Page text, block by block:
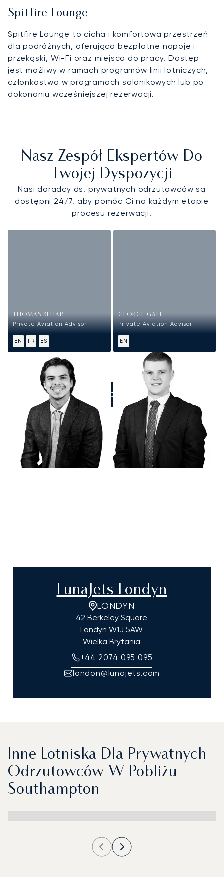
Spitfire Lounge
Spitfire Lounge to cicha i komfortowa przestrzeń
dla podróżnych, oferująca bezpłatne napoje i
przekąski, Wi-Fi oraz miejsca do pracy. Dostęp
jest możliwy w ramach programów linii lotniczych,
członkostwa w programach salonikowych lub po
dokonaniu wcześniejszej rezerwacji.
Nasz Zespół Ekspertów Do
Twojej Dyspozycji
Nasi doradcy ds. prywatnych odrzutowców są
dostępni 24/7, aby pomóc Ci na każdym etapie
procesu rezerwacji.
THOMAS BEHAR
Private Aviation Advisor
EN FR ES
GEORGE GALE
Private Aviation Advisor
EN
ZADZWOŃCIE DO NAS
LunaJets Londyn
LONDYN
42 Berkeley Square
Londyn W1J 5AW
Wielka Brytania
+44 2074 095 095
london@lunajets.com
Inne Lotniska Dla Prywatnych
Odrzutowców W Pobliżu
Southampton